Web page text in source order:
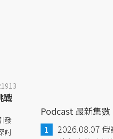
戰
發
討
Podcast 最新集數
2026.08.07